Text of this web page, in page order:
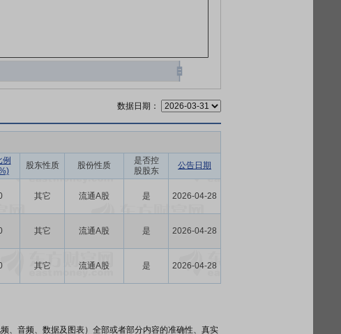
数据日期：
例
股东性质 股份性质
是否控
股股东
公告日期
其它 流通A股 是 2026-04-28
其它 流通A股 是 2026-04-28
其它 流通A股 是 2026-04-28
、音频、数据及图表）全部或者部分内容的准确性、真实